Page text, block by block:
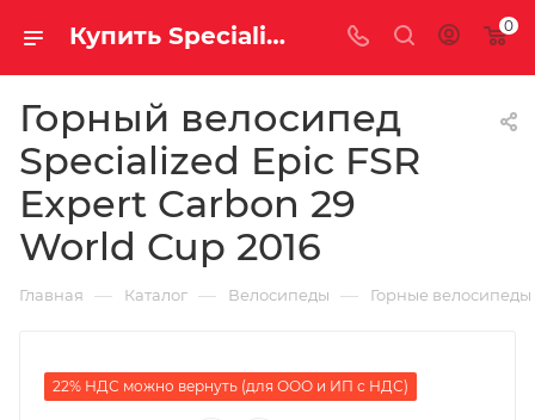
Купить Specialized Epic FSR Expert Carbon 29 World Cup 2016 за рублей, а со скидкой 0
Горный велосипед
Specialized Epic FSR
Expert Carbon 29
World Cup 2016
Главная — Каталог — Велосипеды — Горные велосипеды
22% НДС можно вернуть (для ООО и ИП с НДС)